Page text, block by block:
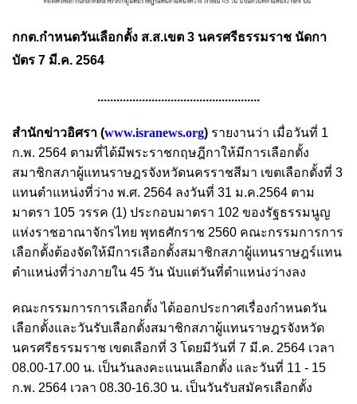
กกต.กำหนดวันเลือกตั้ง ส.ส.เขต 3 นครศรีธรรมราช นัดกา
บัตร 7 มี.ค. 2564
...................................................
สำนักข่าวอิศรา (www.isranews.org) รายงานว่า เมื่อวันที่ 1
ก.พ. 2564 ตามที่ได้มีพระราชกฤษฎีกาให้มีการเลือกตั้ง
สมาชิกสภาผู้แทนราษฎรจังหวัดนครราชสีมา เขตเลือกตั้งที่ 3
แทนตำแหน่งที่ว่าง พ.ศ. 2564 ลงวันที่ 31 ม.ค.2564 ตาม
มาตรา 105 วรรค (1) ประกอบมาตรา 102 ของรัฐธรรมนูญ
แห่งราชอาณาจักรไทย พุทธศักราช 2560 คณะกรรมการการ
เลือกตั้งต้องจัดให้มีการเลือกตั้งสมาชิกสภาผู้แทนราษฎร์แทน
ตำแหน่งที่ว่างภายใน 45 วัน นับแต่วันที่ตำแหน่งว่างลง
คณะกรรมการการเลือกตั้ง ได้ออกประกาศเรื่องกำหนดวัน
เลือกตั้งและวันรับเลือกตั้งสมาชิกสภาผู้แทนราษฎรจังหวัด
นครศรีธรรมราช เขตเลือกที่ 3 โดยมีวันที่ 7 มี.ค. 2564 เวลา
08.00-17.00 น. เป็นวันลงคะแนนเลือกตั้ง และวันที่ 11 - 15
ก.พ. 2564 เวลา 08.30-16.30 น. เป็นวันรับสมัครเลือกตั้ง